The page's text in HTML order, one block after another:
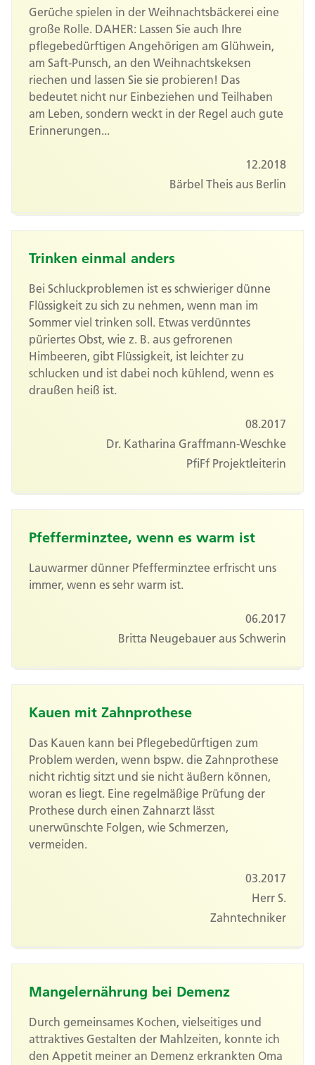
Gerüche spielen in der Weihnachtsbäckerei eine
große Rolle. DAHER: Lassen Sie auch Ihre
pflegebedürftigen Angehörigen am Glühwein,
am Saft-Punsch, an den Weihnachtskeksen
riechen und lassen Sie sie probieren! Das
bedeutet nicht nur Einbeziehen und Teilhaben
am Leben, sondern weckt in der Regel auch gute
Erinnerungen...
12.2018
Bärbel Theis aus Berlin
Trinken einmal anders
Bei Schluckproblemen ist es schwieriger dünne
Flüssigkeit zu sich zu nehmen, wenn man im
Sommer viel trinken soll. Etwas verdünntes
püriertes Obst, wie z. B. aus gefrorenen
Himbeeren, gibt Flüssigkeit, ist leichter zu
schlucken und ist dabei noch kühlend, wenn es
draußen heiß ist.
08.2017
Dr. Katharina Graffmann-Weschke
PfiFf Projektleiterin
Pfefferminztee, wenn es warm ist
Lauwarmer dünner Pfefferminztee erfrischt uns
immer, wenn es sehr warm ist.
06.2017
Britta Neugebauer aus Schwerin
Kauen mit Zahnprothese
Das Kauen kann bei Pflegebedürftigen zum
Problem werden, wenn bspw. die Zahnprothese
nicht richtig sitzt und sie nicht äußern können,
woran es liegt. Eine regelmäßige Prüfung der
Prothese durch einen Zahnarzt lässt
unerwünschte Folgen, wie Schmerzen,
vermeiden.
03.2017
Herr S.
Zahntechniker
Mangelernährung bei Demenz
Durch gemeinsames Kochen, vielseitiges und
attraktives Gestalten der Mahlzeiten, konnte ich
den Appetit meiner an Demenz erkrankten Oma